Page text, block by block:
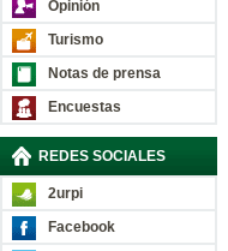
Opinión
Turismo
Notas de prensa
Encuestas
REDES SOCIALES
2urpi
Facebook